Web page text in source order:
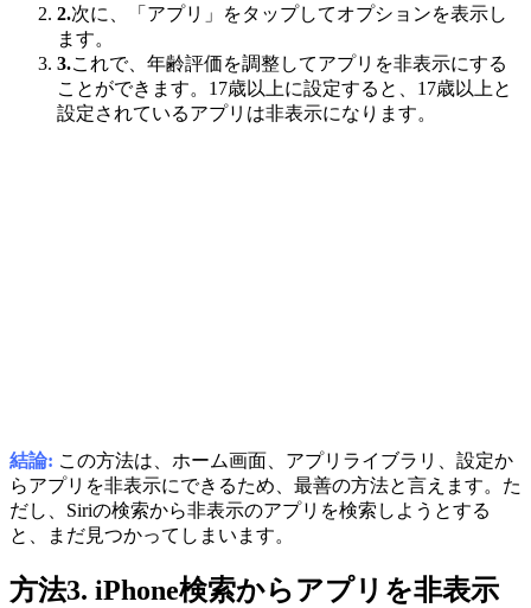
2.次に、「アプリ」をタップしてオプションを表示し
ます。
3.これで、年齢評価を調整してアプリを非表示にする
ことができます。17歳以上に設定すると、17歳以上と
設定されているアプリは非表示になります。
結論: この方法は、ホーム画面、アプリライブラリ、設定か
らアプリを非表示にできるため、最善の方法と言えます。た
だし、Siriの検索から非表示のアプリを検索しようとする
と、まだ見つかってしまいます。
方法3. iPhone検索からアプリを非表示